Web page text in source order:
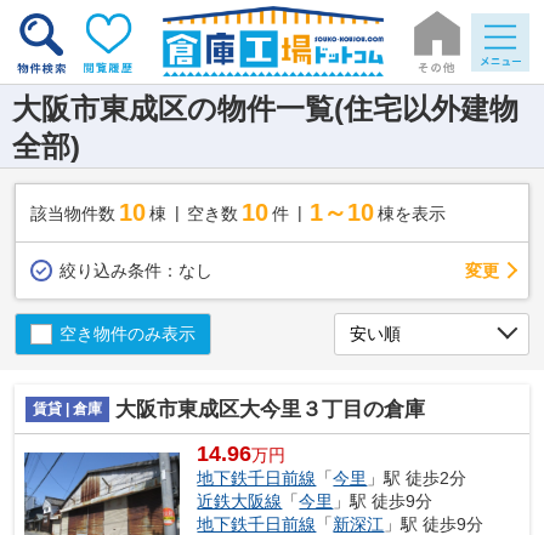
大阪市東成区の物件一覧(住宅以外建物
全部)
該当物件数 10棟 空き数 10 件 1～10 棟を表示
絞り込み条件： なし 変更
空き物件のみ表示
賃貸 | 倉庫 大阪市東成区大今里３丁目の倉庫
14.96万円
地下鉄千日前線 「今里 」駅 徒歩2分
近鉄大阪線 「今里 」駅 徒歩9分
地下鉄千日前線 「新深江 」駅 徒歩9分